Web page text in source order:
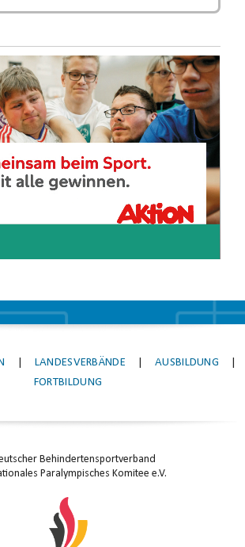
LANDESVERBÄNDE AUSBILDUNG
FORTBILDUNG
Behindertensportverband
Paralympisches Komitee e.V.